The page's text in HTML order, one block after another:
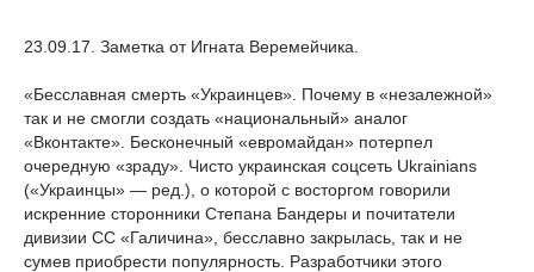
23.09.17. Заметка от Игната Веремейчика.
«Бесславная смерть «Украинцев». Почему в «незалежной»
так и не смогли создать «национальный» аналог
«Вконтакте». Бесконечный «евромайдан» потерпел
очередную «зраду». Чисто украинская соцсеть Ukrainians
(«Украинцы» — ред.), о которой с восторгом говорили
искренние сторонники Степана Бандеры и почитатели
дивизии СС «Галичина», бесславно закрылась, так и не
сумев приобрести популярность. Разработчики этого